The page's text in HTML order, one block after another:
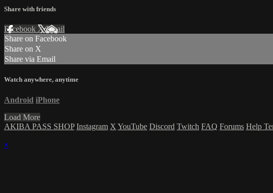
Share with friends
Facebook XEmail
Share on Facebook
Share on X
Share via Email
Watch anywhere, anytime
Android iPhone
Load More
AKIBA PASS SHOP Instagram X YouTube Discord Twitch FAQ Forums Help
×